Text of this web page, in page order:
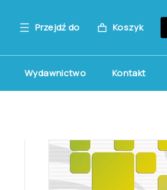
Przejdź do Koszyk
Wydawnictwo Kontakt